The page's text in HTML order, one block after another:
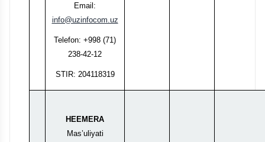
Email:
info@uzinfocom.uz
Telefon: +998 (71)
238-42-12
STIR: 204118319
HEEMERA
Mas’uliyati